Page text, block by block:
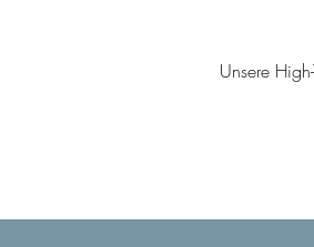
Unsere